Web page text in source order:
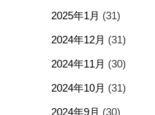
2025年1月 (31)
2024年12月 (31)
2024年11月 (30)
2024年10月 (31)
2024年9月 (30)